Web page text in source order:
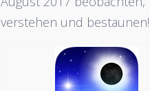
verstehen und bestaunen!